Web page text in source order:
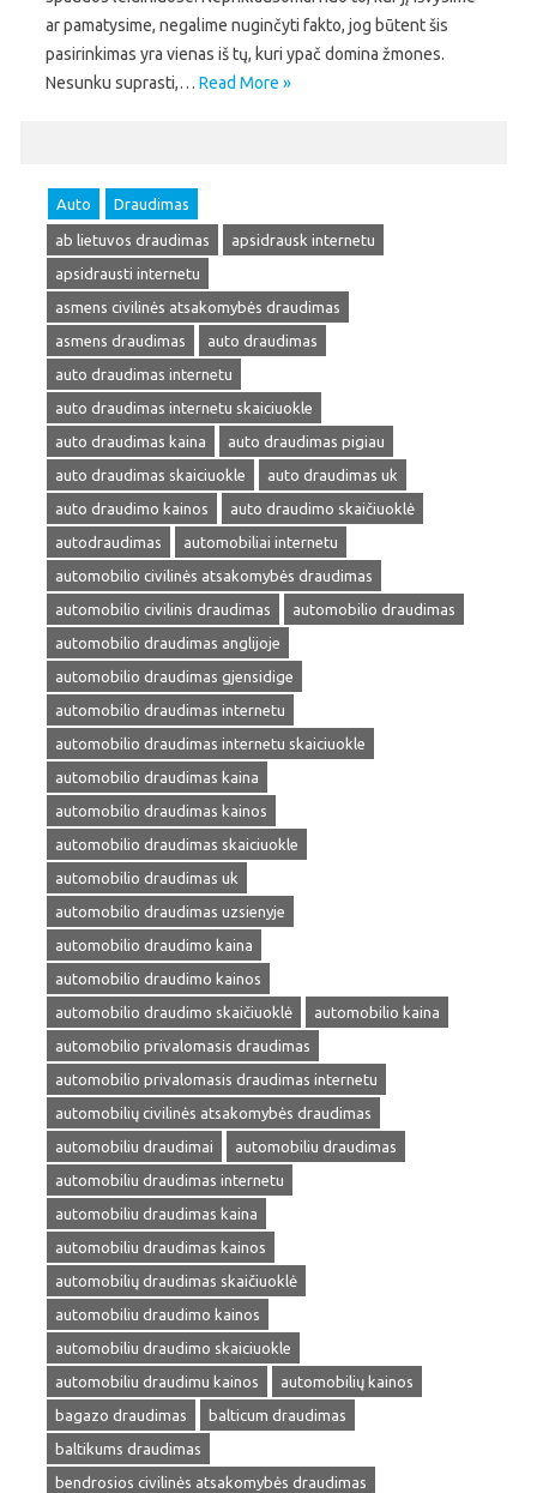
ar pamatysime, negalime nuginčyti fakto, jog būtent šis
pasirinkimas yra vienas iš tų, kuri ypač domina žmones.
Nesunku suprasti,… Read More »
Auto Draudimas
ab lietuvos draudimas
apsidrausk internetu
apsidrausti internetu
asmens civilinės atsakomybės draudimas
asmens draudimas
auto draudimas
auto draudimas internetu
auto draudimas internetu skaiciuokle
auto draudimas kaina
auto draudimas pigiau
auto draudimas skaiciuokle
auto draudimas uk
auto draudimo kainos
auto draudimo skaičiuoklė
autodraudimas
automobiliai internetu
automobilio civilinės atsakomybės draudimas
automobilio civilinis draudimas
automobilio draudimas
automobilio draudimas anglijoje
automobilio draudimas gjensidige
automobilio draudimas internetu
automobilio draudimas internetu skaiciuokle
automobilio draudimas kaina
automobilio draudimas kainos
automobilio draudimas skaiciuokle
automobilio draudimas uk
automobilio draudimas uzsienyje
automobilio draudimo kaina
automobilio draudimo kainos
automobilio draudimo skaičiuoklė
automobilio kaina
automobilio privalomasis draudimas
automobilio privalomasis draudimas internetu
automobilių civilinės atsakomybės draudimas
automobiliu draudimai
automobiliu draudimas
automobiliu draudimas internetu
automobiliu draudimas kaina
automobiliu draudimas kainos
automobilių draudimas skaičiuoklė
automobiliu draudimo kainos
automobiliu draudimo skaiciuokle
automobiliu draudimu kainos
automobilių kainos
bagazo draudimas
balticum draudimas
baltikums draudimas
bendrosios civilinės atsakomybės draudimas